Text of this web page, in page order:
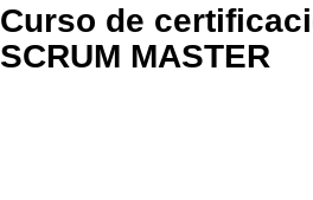
Curso de
SCRUM MASTER